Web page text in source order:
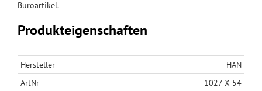
Büroartikel.
Produkteigenschaften
Hersteller
HAN
ArtNr
1027-X-54